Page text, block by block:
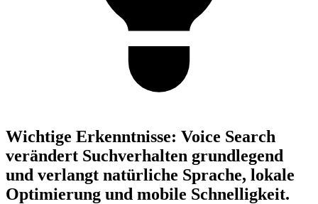
Wichtige Erkenntnisse: Voice Search
verändert Suchverhalten grundlegend
und verlangt natürliche Sprache, lokale
Optimierung und mobile Schnelligkeit.